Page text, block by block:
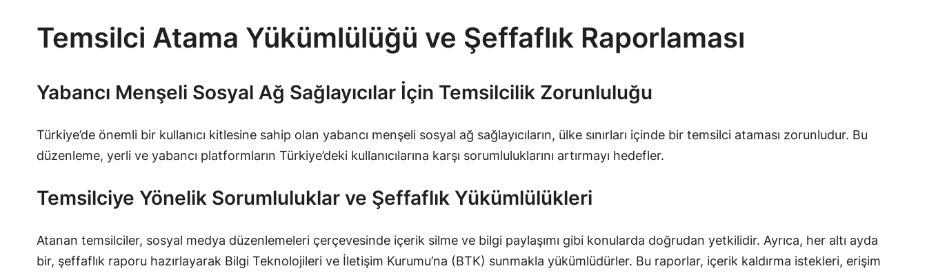
Temsilci Atama Yükümlülüğü ve Şeffaflık Raporlaması
Yabancı Menşeli Sosyal Ağ Sağlayıcılar İçin Temsilcilik Zorunluluğu
Türkiye’de önemli bir kullanıcı kitlesine sahip olan yabancı menşeli sosyal ağ sağlayıcıların, ülke sınırları içinde bir temsilci ataması zorunludur. Bu
düzenleme, yerli ve yabancı platformların Türkiye’deki kullanıcılarına karşı sorumluluklarını artırmayı hedefler.
Temsilciye Yönelik Sorumluluklar ve Şeffaflık Yükümlülükleri
Atanan temsilciler, sosyal medya düzenlemeleri çerçevesinde içerik silme ve bilgi paylaşımı gibi konularda doğrudan yetkilidir. Ayrıca, her altı ayda
bir, şeffaflık raporu hazırlayarak Bilgi Teknolojileri ve İletişim Kurumu’na (BTK) sunmakla yükümlüdürler. Bu raporlar, içerik kaldırma istekleri, erişim